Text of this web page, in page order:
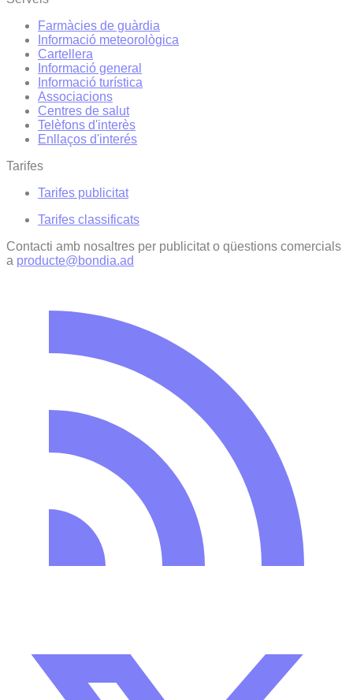
Farmàcies de guàrdia
Informació meteorològica
Cartellera
Informació general
Informació turística
Associacions
Centres de salut
Telèfons d'interès
Enllaços d'interés
Tarifes
Tarifes publicitat
Tarifes classificats
Contacti amb nosaltres per publicitat o qüestions comercials
a producte@bondia.ad